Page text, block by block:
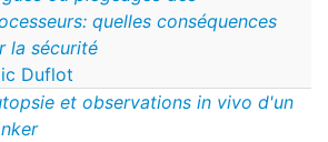
quelles conséquences
la sécurité
Duflot
et observations in vivo d'un